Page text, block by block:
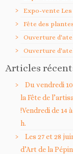
Expo-vente
Fête des
Ouverture
Ouverture
Articles
Du vendredi
la Fête de
!Vendredi de 14
h.
Les 27 et 28
d’Art de la